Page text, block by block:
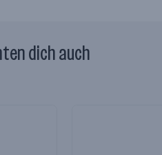
dich auch